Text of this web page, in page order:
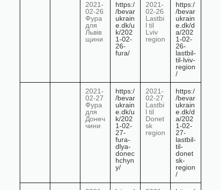
2021-
02-26
Фура
для
Львів
щини
https:/
/bevar
ukrain
e.dk/u
k/202
1-02-
26-
fura/
2021-
02-26
Lastbi
l til
Lviv
region
https:/
/bevar
ukrain
e.dk/d
a/202
1-02-
26-
lastbil-
til-lviv-
region
/
2021-
02-27
Фура
для
Донеч
чини
https:/
/bevar
ukrain
e.dk/u
k/202
1-02-
27-
fura-
dlya-
donec
hchyn
y/
2021-
02-27
Lastbi
l til
Donet
sk
region
https:/
/bevar
ukrain
e.dk/d
a/202
1-02-
27-
lastbil-
til-
donet
sk-
region
/